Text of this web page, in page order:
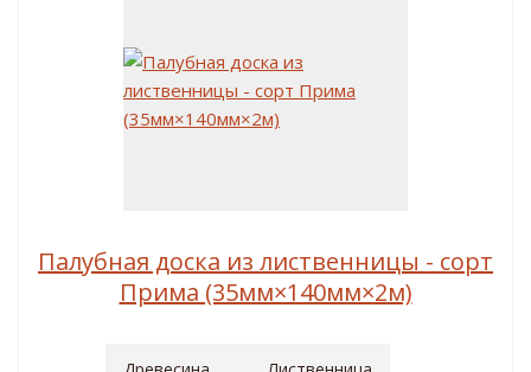
Палубная доска из лиственницы - сорт
Прима (35мм×140мм×2м)